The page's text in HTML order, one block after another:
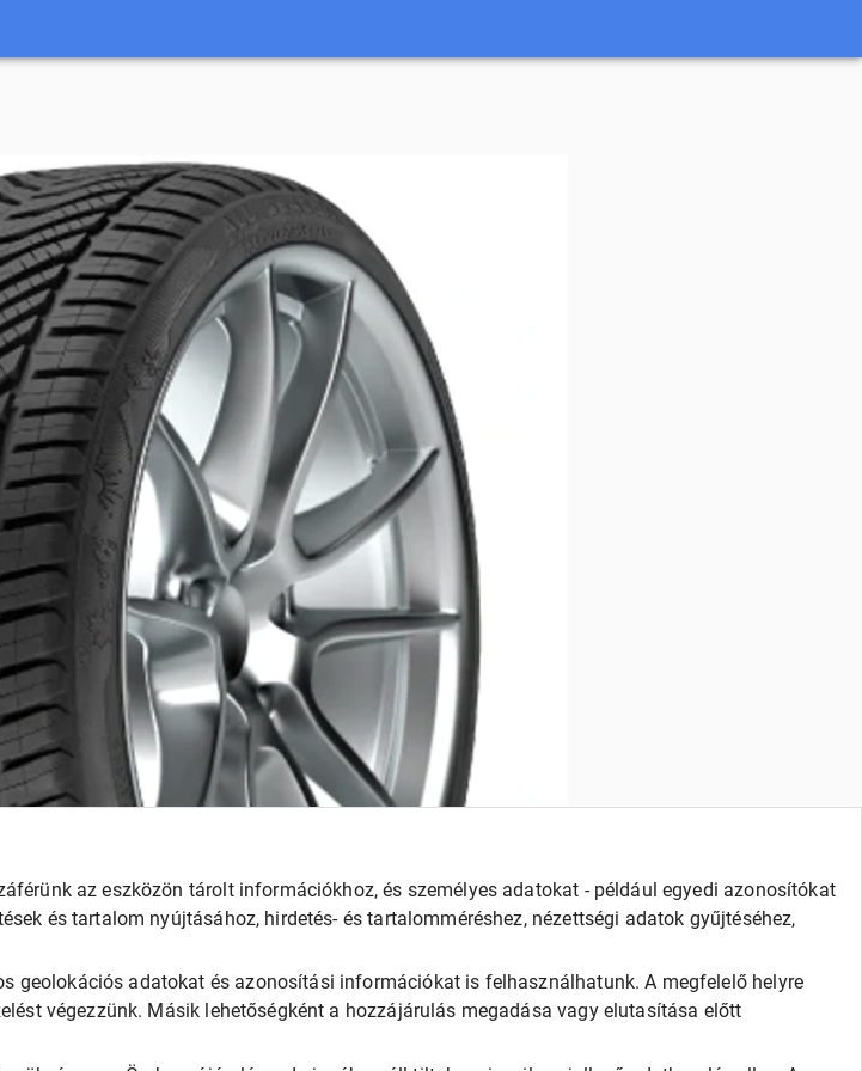
az eszközön tárolt információkhoz, és személyes adatokat - például egyedi azonosítókat
és tartalom nyújtásához, hirdetés- és tartalomméréshez, nézettségi adatok gyűjtéséhez,
geolokációs adatokat és azonosítási információkat is felhasználhatunk. A megfelelő helyre
végezzünk. Másik lehetőségként a hozzájárulás megadása vagy elutasítása előtt